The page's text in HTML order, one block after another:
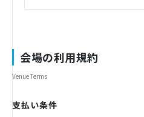
会場の利用規約
Venue Terms
支払い条件